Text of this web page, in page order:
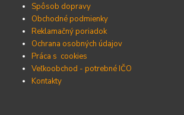
Spôsob dopravy
Obchodné podmienky
Reklamačný poriadok
Ochrana osobných údajov
Práca s cookies
Veľkoobchod - potrebné IČO
Kontakty